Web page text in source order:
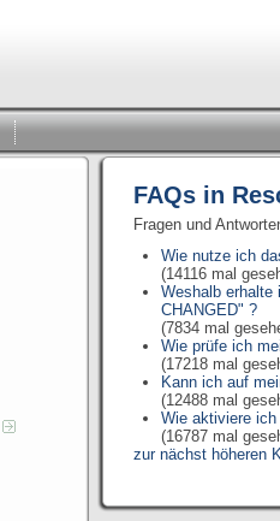
FAQs in
Fragen und
Wie nutze ich
(14116 mal
Weshalb erhalte
CHANGED" ?
(7834 mal
Wie prüfe ich
(17218 mal
Kann ich auf
(12488 mal
Wie aktiviere
(16787 mal
zur nächst höheren